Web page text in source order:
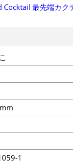
最先端カク
1